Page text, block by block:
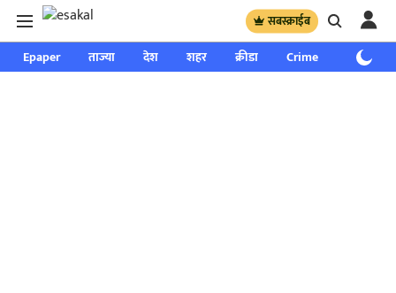
सबस्क्राईब
Epaper ताज्या देश शहर क्रीडा Crime साप्ताहिक